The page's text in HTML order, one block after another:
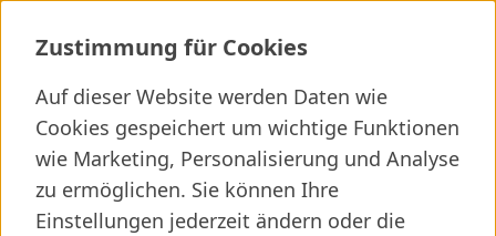
Zustimmung für Cookies
Auf dieser Website werden Daten wie
Cookies gespeichert um wichtige Funktionen
wie Marketing, Personalisierung und Analyse
zu ermöglichen. Sie können Ihre
Einstellungen jederzeit ändern oder die
Ich suche ...
Wichtige Links
Kliniken finden